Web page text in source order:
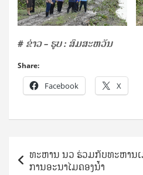
# ຂ່າວ – ຮູບ : ສົມສະຫວັນ
Share:
Facebook X
navigation
ທະຫານ ນວ ຮ່ວມກັບທະຫານເ
ການອະນາໄມຄອງນໍ້າ